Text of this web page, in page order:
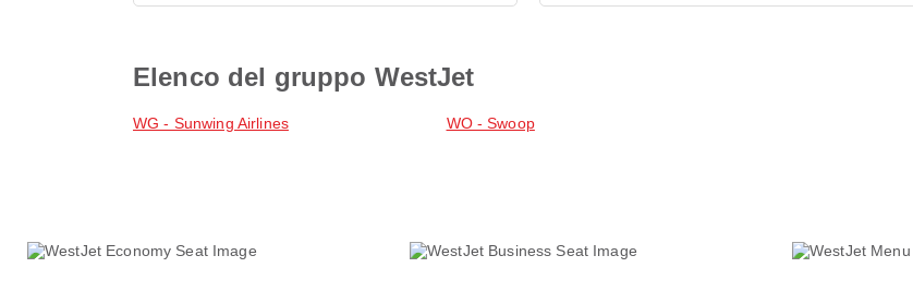
Elenco del gruppo WestJet
WG - Sunwing Airlines WO - Swoop